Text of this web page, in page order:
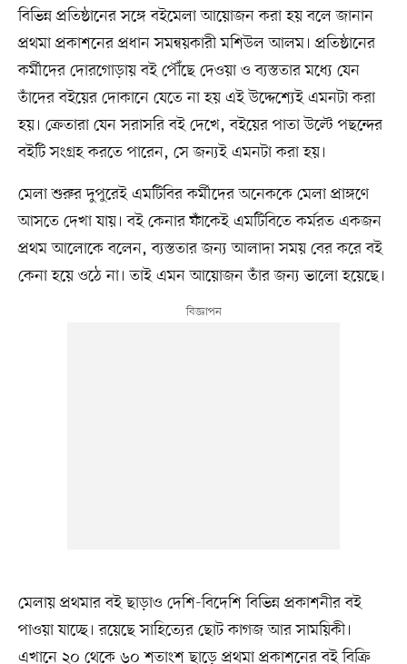
বিভিন্ন প্রতিষ্ঠানের সঙ্গে বইমেলা আয়োজন করা হয় বলে জানান
প্রথমা প্রকাশনের প্রধান সমন্বয়কারী মশিউল আলম। প্রতিষ্ঠানের
কর্মীদের দোরগোড়ায় বই পৌঁছে দেওয়া ও ব্যস্ততার মধ্যে যেন
তাঁদের বইয়ের দোকানে যেতে না হয় এই উদ্দেশ্যেই এমনটা করা
হয়। ক্রেতারা যেন সরাসরি বই দেখে, বইয়ের পাতা উল্টে পছন্দের
বইটি সংগ্রহ করতে পারেন, সে জন্যই এমনটা করা হয়।
মেলা শুরুর দুপুরেই এমটিবির কর্মীদের অনেককে মেলা প্রাঙ্গণে
আসতে দেখা যায়। বই কেনার ফাঁকেই এমটিবিতে কর্মরত একজন
প্রথম আলোকে বলেন, ব্যস্ততার জন্য আলাদা সময় বের করে বই
কেনা হয়ে ওঠে না। তাই এমন আয়োজন তাঁর জন্য ভালো হয়েছে।
মেলায় প্রথমার বই ছাড়াও দেশি-বিদেশি বিভিন্ন প্রকাশনীর বই
পাওয়া যাচ্ছে। রয়েছে সাহিত্যের ছোট কাগজ আর সাময়িকী।
এখানে ২০ থেকে ৬০ শতাংশ ছাড়ে প্রথমা প্রকাশনের বই বিক্রি